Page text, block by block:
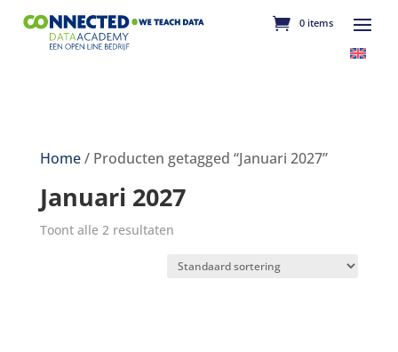
0 items
Home/ Producten getagged “Januari 2027”
Januari 2027
Toont alle 2 resultaten